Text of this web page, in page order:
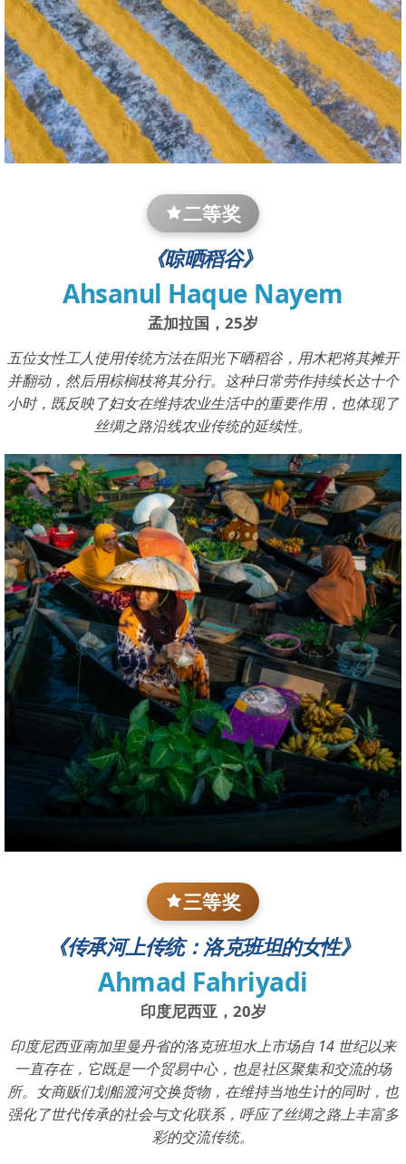
二等奖
《晾晒稻谷》
Ahsanul Haque Nayem
孟加拉国，25岁
五位女性工人使用传统方法在阳光下晒稻谷，用木耙将其摊开
并翻动，然后用棕榈枝将其分行。这种日常劳作持续长达十个
小时，既反映了妇女在维持农业生活中的重要作用，也体现了
丝绸之路沿线农业传统的延续性。
三等奖
《传承河上传统：洛克班坦的女性》
Ahmad Fahriyadi
印度尼西亚，20岁
印度尼西亚南加里曼丹省的洛克班坦水上市场自 14 世纪以来
一直存在，它既是一个贸易中心，也是社区聚集和交流的场
所。女商贩们划船渡河交换货物，在维持当地生计的同时，也
强化了世代传承的社会与文化联系，呼应了丝绸之路上丰富多
彩的交流传统。